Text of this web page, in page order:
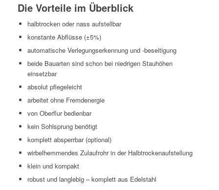
Die Vorteile im Überblick
halb­trock­en oder nass aufstellbar
kon­stante Abflüsse (±5%)
automa­tis­che Ver­legungserken­nung und ‑besei­t­i­gung
bei­de Bauar­ten sind schon bei niedri­gen Stauhöhen
einsetzbar
abso­lut pflegeleicht
arbeit­et ohne Fremdenergie
von Ober­flur bedienbar
kein Sohlsprung benötigt
kom­plett absper­rbar (option­al)
wirbel­hem­mendes Zulaufrohr in der Halbtrockenaufstellung
klein und kompakt
robust und lan­glebig – kom­plett aus Edelstahl